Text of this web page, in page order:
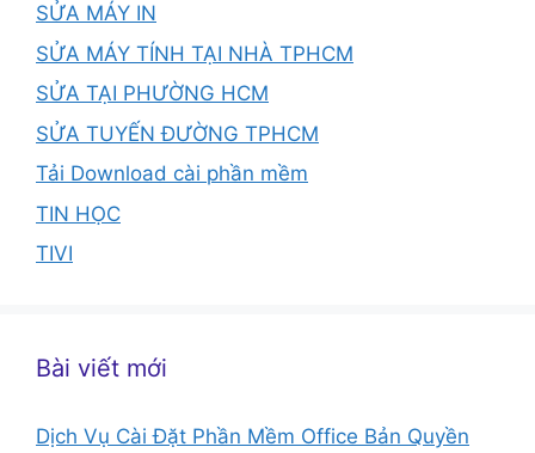
SỬA MÁY IN
SỬA MÁY TÍNH TẠI NHÀ TPHCM
SỬA TẠI PHƯỜNG HCM
SỬA TUYẾN ĐƯỜNG TPHCM
Tải Download cài phần mềm
TIN HỌC
TIVI
Bài viết mới
Dịch Vụ Cài Đặt Phần Mềm Office Bản Quyền